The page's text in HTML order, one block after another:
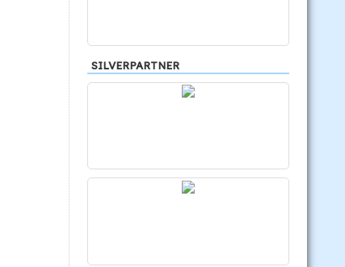
SILVERPARTNER